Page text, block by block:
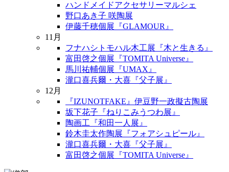
ハンドメイドアクセサリーマルシェ
野口あき子 咲陶展
伊藤千穂個展『GLAMOUR』
11月
フナハシトモハル木工展『木と生きる』
富田啓之個展『TOMITA Universe』
馬川祐輔個展『UMAX』
瀧口喜兵爾・大喜『父子展』
12月
『IZUNOTFAKE』伊豆野一政擬古陶展
坂下花子『ねりこみうつわ展』
陶画工『和田一人展』
鈴木圭太作陶展『フォアシュピール』
瀧口喜兵爾・大喜『父子展』
富田啓之個展『TOMITA Universe』